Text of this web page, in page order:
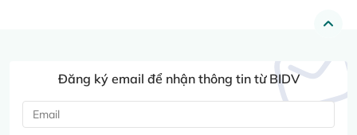
Đăng ký email để nhận thông tin từ BIDV